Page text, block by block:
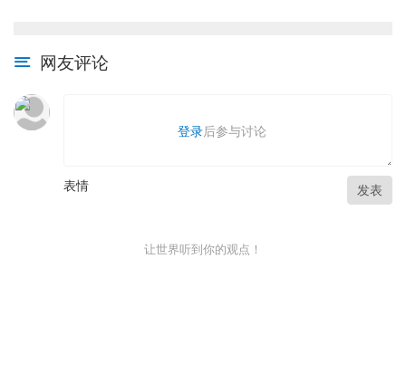
网友评论
登录后参与讨论
表情 发表
让世界听到你的观点！